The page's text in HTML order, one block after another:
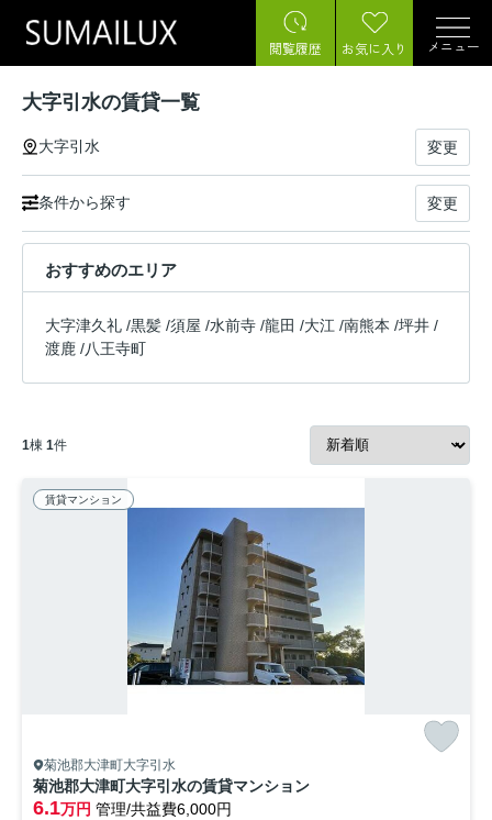
閲覧履歴 お気に入り メニュー
大字引水の賃貸一覧
大字引水 変更
条件から探す 変更
おすすめのエリア
大字津久礼 /黒髪 /須屋 /水前寺 /龍田 /大江 /南熊本 /坪井 /
渡鹿 /八王寺町
1棟 1件
賃貸マンション
菊池郡大津町大字引水
菊池郡大津町大字引水の賃貸マンション
6.1万円 管理/共益費6,000円